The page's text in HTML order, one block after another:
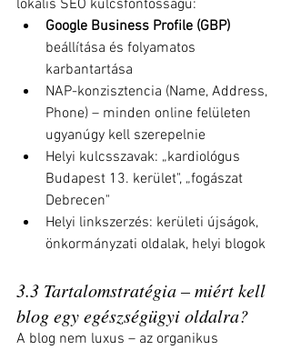
lokális SEO kulcsfontosságú:
Google Business Profile (GBP)
beállítása és folyamatos
karbantartása
NAP-konzisztencia (Name, Address,
Phone) – minden online felületen
ugyanúgy kell szerepelnie
Helyi kulcsszavak: „kardiológus
Budapest 13. kerület", „fogászat
Debrecen"
Helyi linkszerzés: kerületi újságok,
önkormányzati oldalak, helyi blogok
3.3 Tartalomstratégia – miért kell
blog egy egészségügyi oldalra?
A blog nem luxus – az organikus